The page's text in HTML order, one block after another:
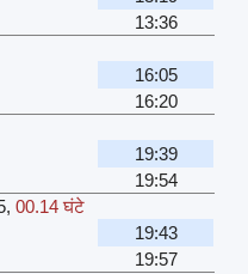
13:36
16:05
16:20
19:39
19:54
,00.14 घंटे
19:43
19:57